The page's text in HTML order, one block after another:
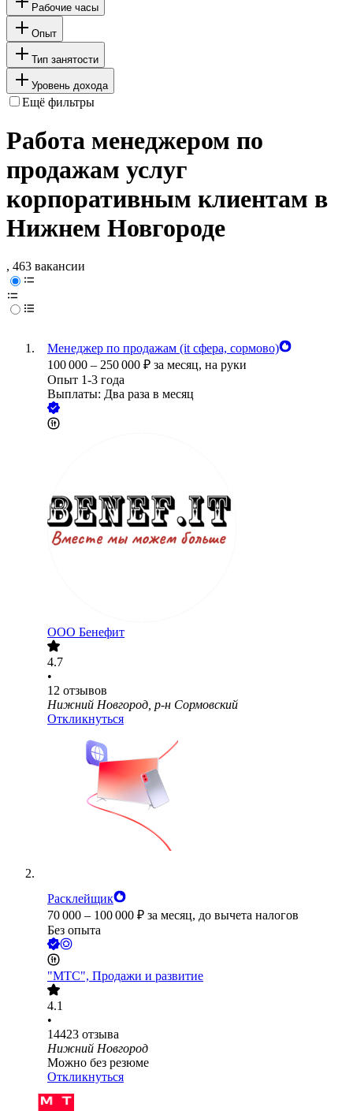
Рабочие часы
Опыт
Тип занятости
Уровень дохода
Ещё фильтры
Работа менеджером по
продажам услуг
корпоративным клиентам в
Нижнем Новгороде
, 463 вакансии
Менеджер по продажам (it сфера, сормово)
100 000 – 250 000 ₽ за месяц, на руки
Опыт 1-3 года
Выплаты: Два раза в месяц
ООО Бенефит
4.7
•
12 отзывов
Нижний Новгород, р-н Сормовский
Откликнуться
Расклейщик
70 000 – 100 000 ₽ за месяц, до вычета налогов
Без опыта
"МТС", Продажи и развитие
4.1
•
14423 отзыва
Нижний Новгород
Можно без резюме
Откликнуться